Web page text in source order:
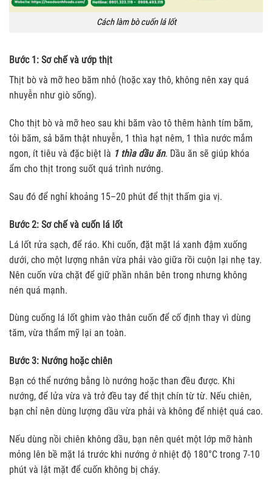
Cách làm bò cuốn lá lốt
Bước 1: Sơ chế và ướp thịt
Thịt bò và mỡ heo băm nhỏ (hoặc xay thô, không nên xay quá
nhuyễn như giò sống).
Cho thịt bò và mỡ heo sau khi băm vào tô thêm hành tím băm,
tỏi băm, sả băm thật nhuyễn, 1 thìa hạt nêm, 1 thìa nước mắm
ngon, ít tiêu và đặc biệt là 1 thìa dầu ăn. Dầu ăn sẽ giúp khóa
ẩm cho thịt trong suốt quá trình nướng.
Sau đó để nghỉ khoảng 15–20 phút để thịt thấm gia vị.
Bước 2: Sơ chế và cuốn lá lốt
Lá lốt rửa sạch, để ráo. Khi cuốn, đặt mặt lá xanh đậm xuống
dưới, cho một lượng nhân vừa phải vào giữa rồi cuộn lại nhẹ tay.
Nên cuốn vừa chặt để giữ phần nhân bên trong nhưng không
nén quá mạnh.
Dùng cuống lá lốt ghim vào thân cuốn để cố định thay vì dùng
tăm, vừa thẩm mỹ lại an toàn.
Bước 3: Nướng hoặc chiên
Bạn có thể nướng bằng lò nướng hoặc than đều được. Khi
nướng, để lửa vừa và trở đều tay để thịt chín từ từ. Nếu chiên,
bạn chỉ nên dùng lượng dầu vừa phải và không để nhiệt quá cao.
Nếu dùng nồi chiên không dầu, bạn nên quét một lớp mỡ hành
mỏng lên bề mặt lá trước khi nướng ở nhiệt độ 180°C trong 7-10
phút và lật mặt để cuốn không bị cháy.